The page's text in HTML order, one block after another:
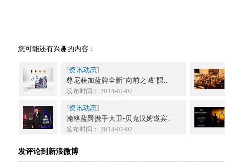
您可能还有兴趣的内容：
[资讯动态]
尊尼获加蓝牌全新“向前之城”限..
发布时间： 2014-07-07
[资讯动态]
翰格蓝爵携手大卫•贝克汉姆邀宾..
发布时间： 2014-07-07
发评论到新浪微博